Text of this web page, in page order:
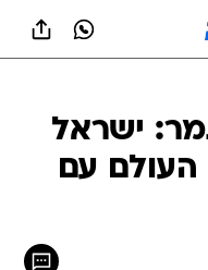
ישראל
עם